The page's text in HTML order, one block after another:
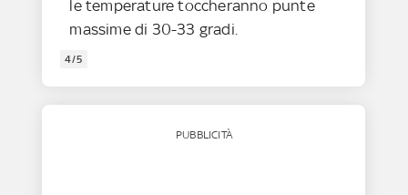
le temperature toccheranno punte
massime di 30-33 gradi.
4/5
PUBBLICITÀ